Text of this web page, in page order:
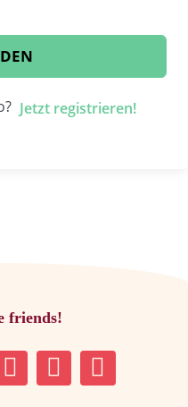
Jetzt registrieren!
friends!